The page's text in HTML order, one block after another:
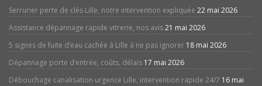
Serrurier perte de clés Lille, notre intervention expliquée 22 mai 2026
Assistance dépannage rapide vitrerie, nos avis21 mai 2026
5 signes de fuite d’eau cachée à Lille à ne pas ignorer 18 mai 2026
Dépannage porte d’entrée, coûts, délais 17 mai 2026
Débouchage canalisation urgence Lille, intervention rapide 24/7 16 mai